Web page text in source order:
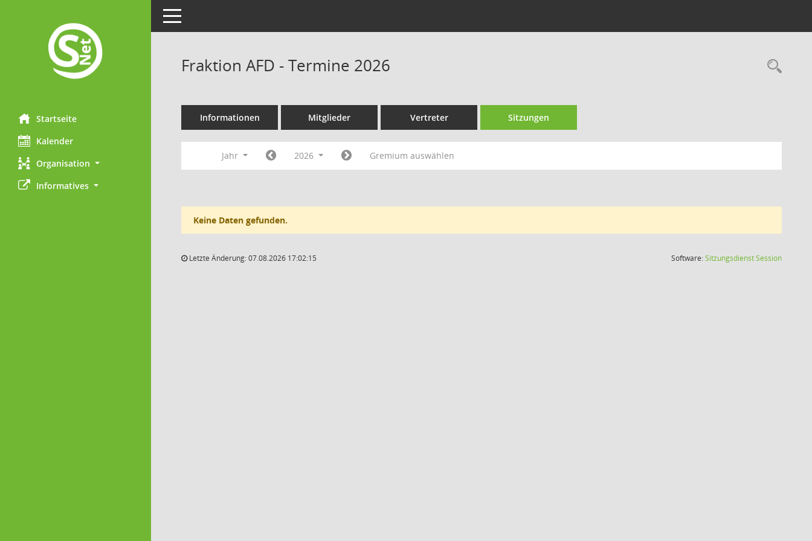
Startseite
Kalender
Organisation
Informatives
Toggle navigation
Fraktion AFD - Termine 2026
Informationen Mitglieder Vertreter Sitzungen
Jahr 2026 Gremium auswählen
Keine Daten gefunden.
Letzte Änderung: 07.08.2026 17:02:15 Software:SitzungsdienstSession(Wird in